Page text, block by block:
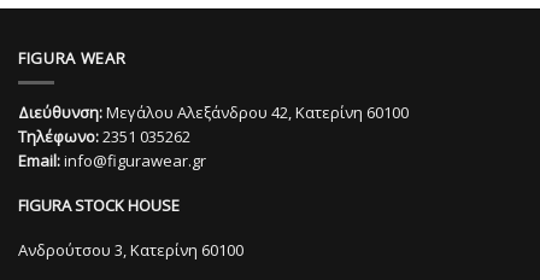
το
παραλλαγές.
Οι
επιλογές
να
επιλεγούν
FIGURA WEAR
Διεύθυνση:Μεγάλου Αλεξάνδρου 42, Κατερίνη 60100
Τηλέφωνο:2351 035262
Email:info@figurawear.gr
FIGURA STOCK HOUSE
Ανδρούτσου 3, Κατερίνη 60100